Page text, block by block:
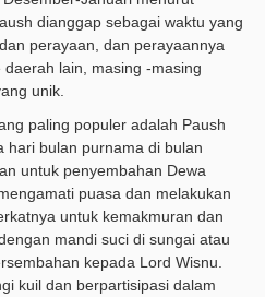
dianggap sebagai waktu yang
perayaan, dan perayaannya
lain, masing -masing
unik.
paling populer adalah Paush
hari bulan purnama di bulan
untuk penyembahan Dewa
puasa dan melakukan
untuk kemakmuran dan
mandi suci di sungai atau
kepada Lord Wisnu.
kuil dan berpartisipasi dalam